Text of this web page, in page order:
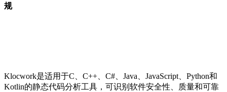
规
Klocwork是适用于C、C++、C#、Java、JavaScript、Python和
Kotlin的静态代码分析工具，可识别软件安全性、质量和可靠